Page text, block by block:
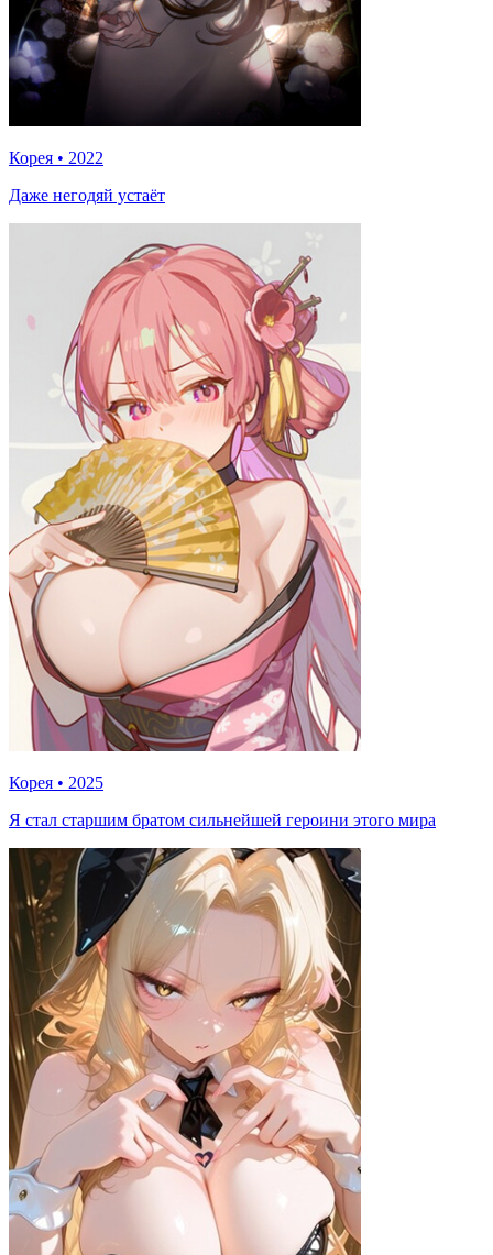
Корея • 2022
Даже негодяй устаёт
Корея • 2025
Я стал старшим братом сильнейшей героини этого мира